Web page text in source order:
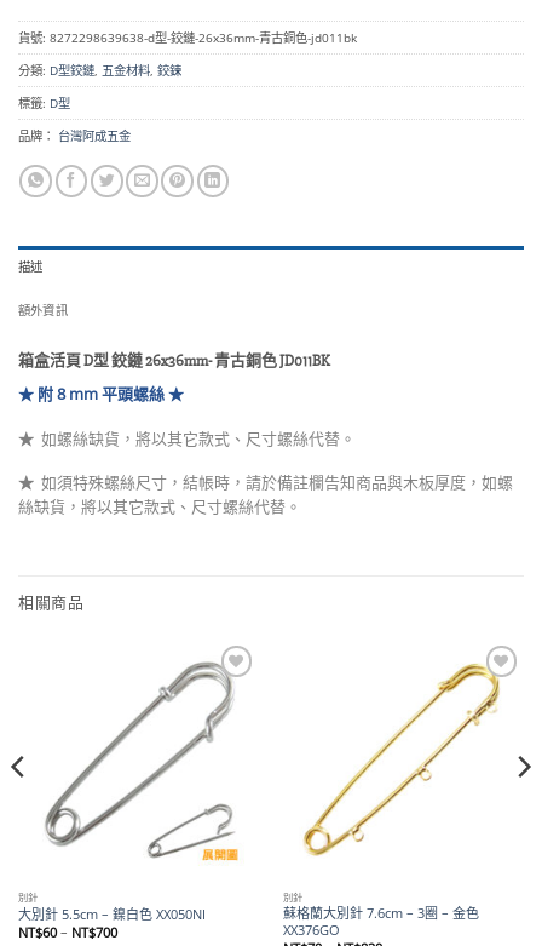
貨號: 8272298639638-d型-鉸鏈-26x36mm-青古銅色-jd011bk
分類: D型鉸鏈, 五金材料, 鉸鍊
標籤: D型
品牌： 台灣阿成五金
描述
額外資訊
箱盒活頁 D型 鉸鏈 26x36mm- 青古銅色 JD011BK
★ 附 8 mm 平頭螺絲 ★
★ 如螺絲缺貨，將以其它款式、尺寸螺絲代替。
★ 如須特殊螺絲尺寸，結帳時，請於備註欄告知商品與木板厚度，如螺
絲缺貨，將以其它款式、尺寸螺絲代替。
相關商品
Add to
wishlist
別針
大別針 5.5cm – 鎳白色 XX050NI
NT$60 – NT$700價
Add to
wishlist
別針
蘇格蘭大別針 7.6cm – 3圈 – 金色
XX376GO